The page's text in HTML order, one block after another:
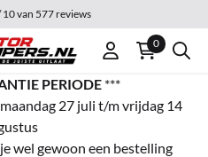
gesloten.
10van 577reviews
0
PERIODE***
27 juli t/m vrijdag 14
wel gewoon een bestelling